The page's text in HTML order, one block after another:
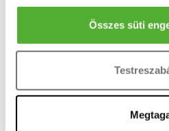
pár méteres pontossággal
Az Ön készülékén
módjairól és adja meg
pontban. Bármikor
Sütinyilatkozathoz való
Összes süti
Nem találod amit keresel? Add
küldjük az új hirdetéseket!